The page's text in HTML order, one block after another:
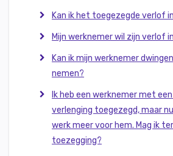
Kan ik het toegezegde verlof
Mijn werknemer wil zijn verlof
Kan ik mijn werknemer
nemen?
Ik heb een werknemer met
verlenging toegezegd, maar
werk meer voor hem. Mag ik
toezegging?